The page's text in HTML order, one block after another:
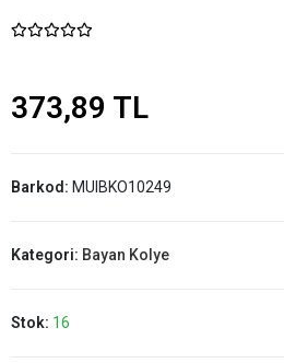
373,89 TL
Barkod: MUIBKO10249
Kategori: Bayan Kolye
Stok: 16